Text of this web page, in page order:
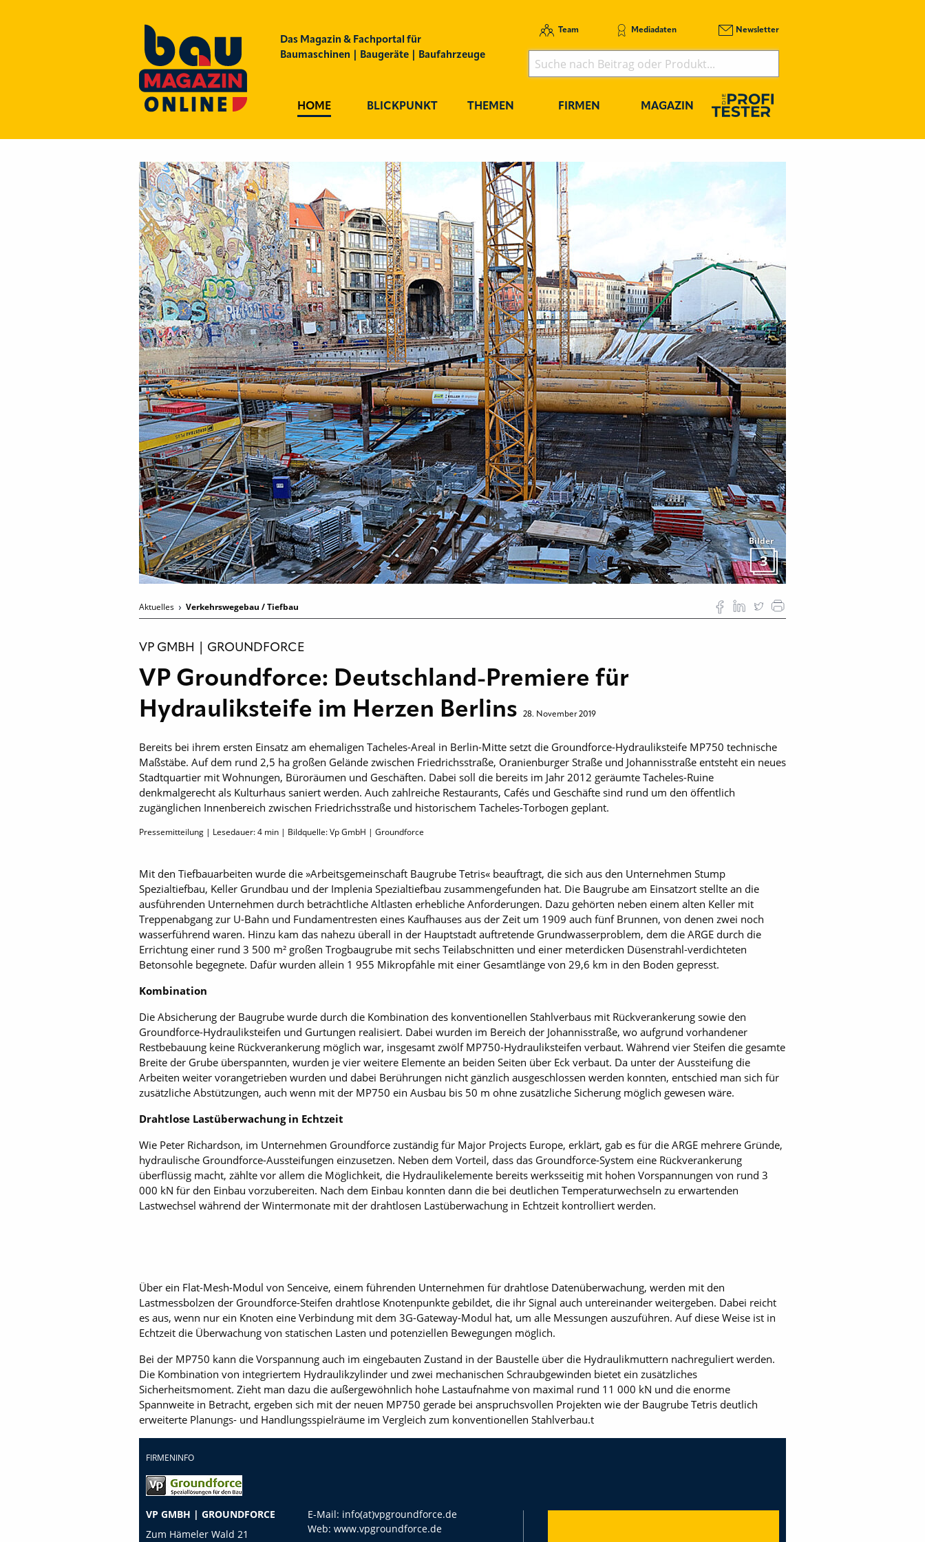
Das Magazin & Fachportal für
Baumaschinen | Baugeräte | Baufahrzeuge
Team Mediadaten Newsletter
HOME BLICKPUNKT THEMEN FIRMEN MAGAZIN
Bilder
3
Aktuelles Verkehrswegebau / Tiefbau
VP GMBH | GROUNDFORCE
VP Groundforce: Deutschland-Premiere für
Hydrauliksteife im Herzen Berlins
28. November 2019
Bereits bei ihrem ersten Einsatz am ehemaligen Tacheles-Areal in Berlin-Mitte setzt die Groundforce-Hydrauliksteife MP750 technische
Maßstäbe. Auf dem rund 2,5 ha großen Gelände zwischen Friedrichsstraße, Oranienburger Straße und Johannisstraße entsteht ein neues
Stadtquartier mit Wohnungen, Büroräumen und Geschäften. Dabei soll die bereits im Jahr 2012 geräumte Tacheles-Ruine
denkmalgerecht als Kulturhaus saniert werden. Auch zahlreiche Restaurants, Cafés und Geschäfte sind rund um den öffentlich
zugänglichen Innenbereich zwischen Friedrichsstraße und historischem Tacheles-Torbogen geplant.
Pressemitteilung | Lesedauer:4 min | Bildquelle: Vp GmbH | Groundforce
Mit den Tiefbauarbeiten wurde die »Arbeitsgemeinschaft Baugrube Tetris« beauftragt, die sich aus den Unternehmen Stump
Spezialtiefbau, Keller Grundbau und der Implenia Spezialtiefbau zusammengefunden hat. Die Baugrube am Einsatzort stellte an die
ausführenden Unternehmen durch beträchtliche Altlasten erhebliche Anforderungen. Dazu gehörten neben einem alten Keller mit
Treppenabgang zur U-Bahn und Fundamentresten eines Kaufhauses aus der Zeit um 1909 auch fünf Brunnen, von denen zwei noch
wasserführend waren. Hinzu kam das nahezu überall in der Hauptstadt auftretende Grundwasserproblem, dem die ARGE durch die
Errichtung einer rund 3 500 m² großen Trogbaugrube mit sechs Teilabschnitten und einer meterdicken Düsenstrahl-verdichteten
Betonsohle begegnete. Dafür wurden allein 1 955 Mikropfähle mit einer Gesamtlänge von 29,6 km in den Boden gepresst.
Kombination
Die Absicherung der Baugrube wurde durch die Kombination des konventionellen Stahlverbaus mit Rückverankerung sowie den
Groundforce-Hydrauliksteifen und Gurtungen realisiert. Dabei wurden im Bereich der Johannisstraße, wo aufgrund vorhandener
Restbebauung keine Rückverankerung möglich war, insgesamt zwölf MP750-Hydrauliksteifen verbaut. Während vier Steifen die gesamte
Breite der Grube überspannten, wurden je vier weitere Elemente an beiden Seiten über Eck verbaut. Da unter der Aussteifung die
Arbeiten weiter vorangetrieben wurden und dabei Berührungen nicht gänzlich ausgeschlossen werden konnten, entschied man sich für
zusätzliche Abstützungen, auch wenn mit der MP750 ein Ausbau bis 50 m ohne zusätzliche Sicherung möglich gewesen wäre.
Drahtlose Lastüberwachung in Echtzeit
Wie Peter Richardson, im Unternehmen Ground­force zuständig für Major Projects Europe, erklärt, gab es für die ARGE mehrere Gründe,
hydraulische Ground­force-Aussteifungen einzusetzen. Neben dem Vorteil, dass das Ground­force-System eine Rückverankerung
überflüssig macht, zählte vor allem die Möglichkeit, die Hydraulikelemente bereits werksseitig mit hohen Vorspannungen von rund 3
000 kN für den Einbau vorzubereiten. Nach dem Einbau konnten dann die bei deutlichen Temperaturwechseln zu erwartenden
Lastwechsel während der Wintermonate mit der drahtlosen Lastüberwachung in Echtzeit kontrolliert werden.
Über ein Flat-Mesh-Modul von Senceive, einem führenden Unternehmen für drahtlose Datenüberwachung, werden mit den
Lastmessbolzen der Ground­force-Steifen drahtlose Knotenpunkte gebildet, die ihr Signal auch untereinander weiterge­ben. Dabei reicht
es aus, wenn nur ein Knoten eine Verbindung mit dem 3G-Gateway-Modul hat, um alle Messungen auszuführen. Auf diese Weise ist in
Echtzeit die Überwachung von statischen Lasten und potenziellen Bewegungen möglich.
Bei der MP750 kann die Vorspannung auch im eingebauten Zustand in der Baustelle über die Hydraulikmuttern nachreguliert werden.
Die Kombination von integriertem Hydraulikzylinder und zwei mechanischen Schraubgewinden bietet ein zusätzliches
Sicherheitsmoment. Zieht man dazu die außergewöhnlich hohe Lastaufnahme von maximal rund 11 000 kN und die enorme
Spannweite in Betracht, ergeben sich mit der neuen MP750 gerade bei anspruchsvollen Projekten wie der Baugrube Tetris deutlich
erweiterte Planungs- und Handlungsspielräume im Vergleich zum konventionellen Stahlverbau.t
FIRMENINFO
VP GMBH | GROUNDFORCE
Zum Hämeler Wald 21
E-Mail: info(at)vpgroundforce.de
Web: www.vpgroundforce.de